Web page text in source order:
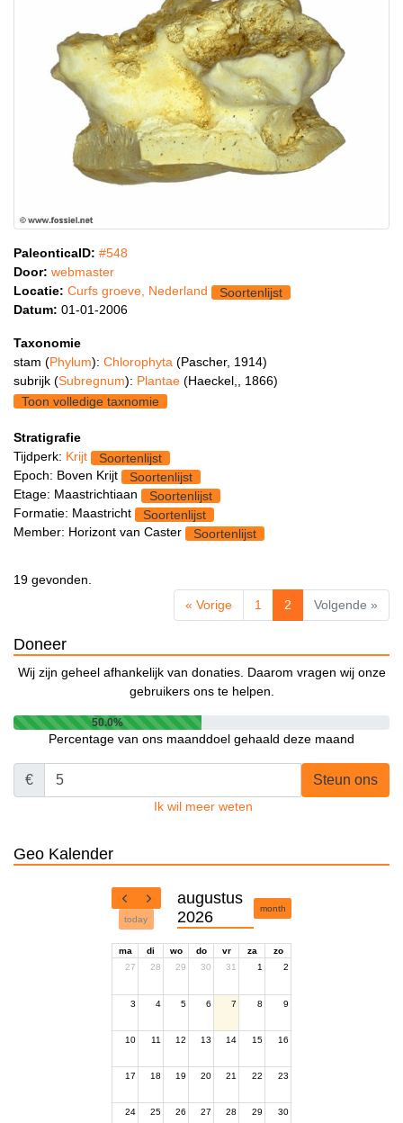
PaleonticaID: #548
Door: webmaster
Locatie: Curfs groeve, Nederland
Soortenlijst
Datum: 01-01-2006
Taxonomie
stam (Phylum): Chlorophyta (Pascher, 1914)
subrijk (Subregnum): Plantae (Haeckel,, 1866)
Toon volledige taxnomie
Stratigrafie
Tijdperk: Krijt
Soortenlijst
Epoch: Boven Krijt
Soortenlijst
Etage: Maastrichtiaan
Soortenlijst
Formatie: Maastricht
Soortenlijst
Member: Horizont van Caster
Soortenlijst
19 gevonden.
« Vorige
1 2 Volgende »
Doneer
Wij zijn geheel afhankelijk van donaties. Daarom vragen wij onze
gebruikers ons te helpen.
50.0%
Percentage van ons maanddoel gehaald deze maand
€ Steun ons
Ik wil meer weten
Geo Kalender
today
augustus
2026
month
ma di wo do vr za
zo
27
28 29 30 31 1 2
3 4 5 6 7 8 9
10 11 12 13 14 15 16
17 18 19 20 21 22 23
24 25 26 27 28 29 30